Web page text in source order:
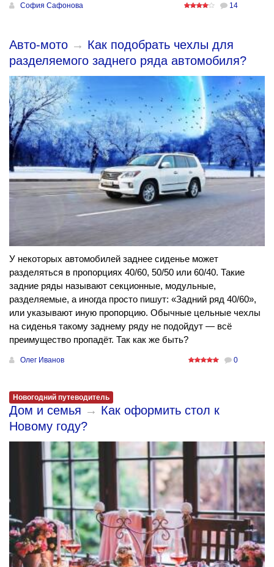
София Сафонова 14
Авто-мото → Как подобрать чехлы для
разделяемого заднего ряда автомобиля?
У некоторых автомобилей заднее сиденье может
разделяться в пропорциях 40/60, 50/50 или 60/40. Такие
задние ряды называют секционные, модульные,
разделяемые, а иногда просто пишут: «Задний ряд 40/60»,
или указывают иную пропорцию. Обычные цельные чехлы
на сиденья такому заднему ряду не подойдут — всё
преимущество пропадёт. Так как же быть?
Олег Иванов 0
Новогодний путеводитель
Дом и семья → Как оформить стол к
Новому году?